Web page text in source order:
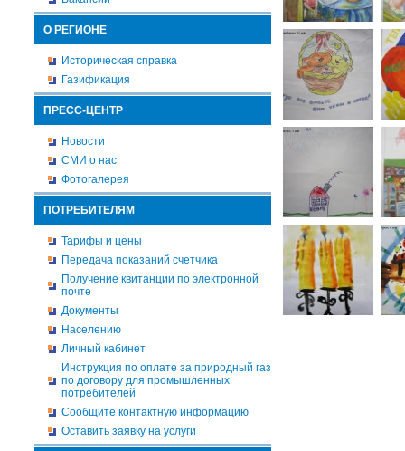
О РЕГИОНЕ
Историческая справка
Газификация
ПРЕСС-ЦЕНТР
Новости
СМИ о нас
Фотогалерея
ПОТРЕБИТЕЛЯМ
Тарифы и цены
Передача показаний счетчика
Получение квитанции по электронной
почте
Документы
Населению
Личный кабинет
Инструкция по оплате за природный газ
по договору для промышленных
потребителей
Сообщите контактную информацию
Оставить заявку на услуги